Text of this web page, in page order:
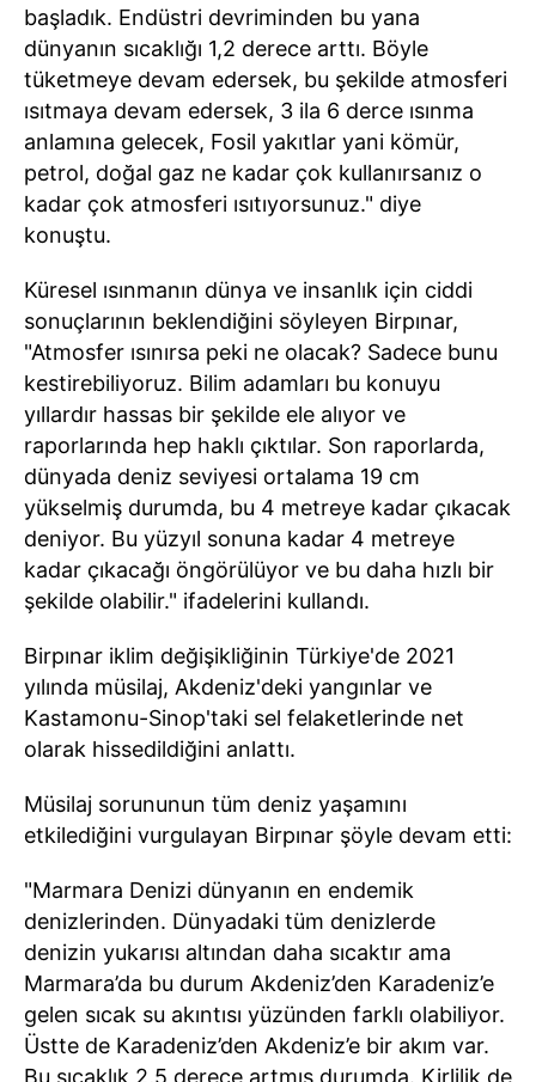
başladık. Endüstri devriminden bu yana
dünyanın sıcaklığı 1,2 derece arttı. Böyle
tüketmeye devam edersek, bu şekilde atmosferi
ısıtmaya devam edersek, 3 ila 6 derce ısınma
anlamına gelecek, Fosil yakıtlar yani kömür,
petrol, doğal gaz ne kadar çok kullanırsanız o
kadar çok atmosferi ısıtıyorsunuz." diye
konuştu.
Küresel ısınmanın dünya ve insanlık için ciddi
sonuçlarının beklendiğini söyleyen Birpınar,
"Atmosfer ısınırsa peki ne olacak? Sadece bunu
kestirebiliyoruz. Bilim adamları bu konuyu
yıllardır hassas bir şekilde ele alıyor ve
raporlarında hep haklı çıktılar. Son raporlarda,
dünyada deniz seviyesi ortalama 19 cm
yükselmiş durumda, bu 4 metreye kadar çıkacak
deniyor. Bu yüzyıl sonuna kadar 4 metreye
kadar çıkacağı öngörülüyor ve bu daha hızlı bir
şekilde olabilir." ifadelerini kullandı.
Birpınar iklim değişikliğinin Türkiye'de 2021
yılında müsilaj, Akdeniz'deki yangınlar ve
Kastamonu-Sinop'taki sel felaketlerinde net
olarak hissedildiğini anlattı.
Müsilaj sorununun tüm deniz yaşamını
etkilediğini vurgulayan Birpınar şöyle devam etti:
"Marmara Denizi dünyanın en endemik
denizlerinden. Dünyadaki tüm denizlerde
denizin yukarısı altından daha sıcaktır ama
Marmara’da bu durum Akdeniz’den Karadeniz’e
gelen sıcak su akıntısı yüzünden farklı olabiliyor.
Üstte de Karadeniz’den Akdeniz’e bir akım var.
Bu sıcaklık 2,5 derece artmış durumda. Kirlilik de